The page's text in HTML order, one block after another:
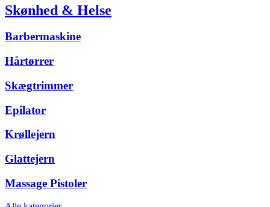
Skønhed & Helse
Barbermaskine
Hårtørrer
Skægtrimmer
Epilator
Krøllejern
Glattejern
Massage Pistoler